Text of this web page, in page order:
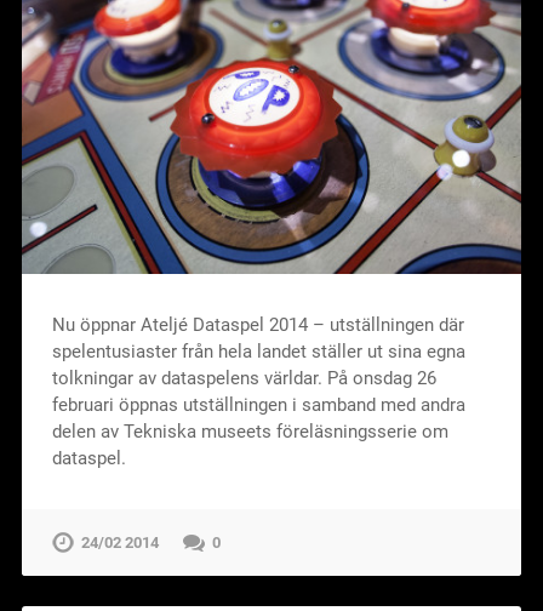
Nu öppnar Ateljé Dataspel 2014 – utställningen där
spelentusiaster från hela landet ställer ut sina egna
tolkningar av dataspelens världar. På onsdag 26
februari öppnas utställningen i samband med andra
delen av Tekniska museets föreläsningsserie om
dataspel.
24/02 2014 0